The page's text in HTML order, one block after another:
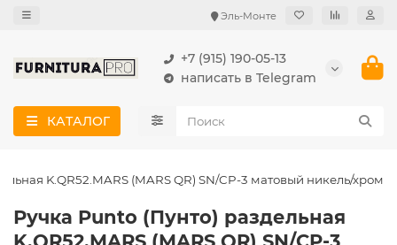
Эль-Монте
+7 (915) 190-05-13
написать в Telegram
КАТАЛОГ
K.QR52.MARS (MARS QR) SN/CP-3 матовый никель/хром
Ручка Punto (Пунто) раздельная